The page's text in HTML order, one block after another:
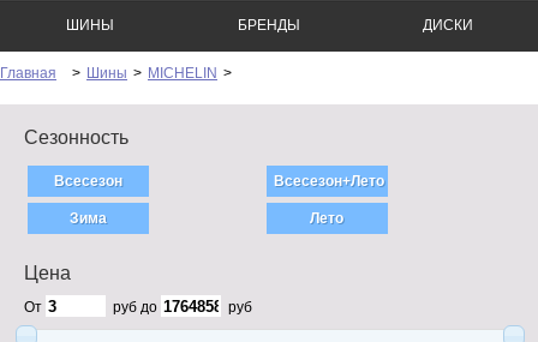
ШИНЫ БРЕНДЫ ДИСКИ
Главная > Шины > MICHELIN >
Сезонность
Цена
От руб до руб